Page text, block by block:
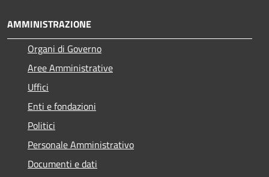
AMMINISTRAZIONE
Organi di Governo
Aree Amministrative
Uffici
Enti e fondazioni
Politici
Personale Amministrativo
Documenti e dati